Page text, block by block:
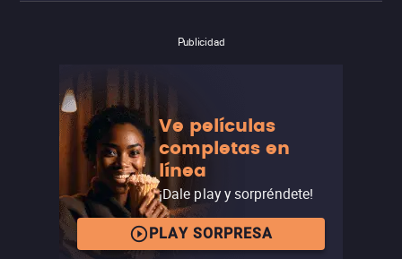
Publicidad
Ve películas
completas en
línea
¡Dale play y sorpréndete!
PLAY SORPRESA